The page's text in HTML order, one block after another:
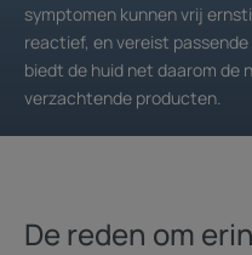
symptomen kunnen vrij
reactief, en vereist passende
biedt de huid net daarom de
verzachtende producten.
De reden om